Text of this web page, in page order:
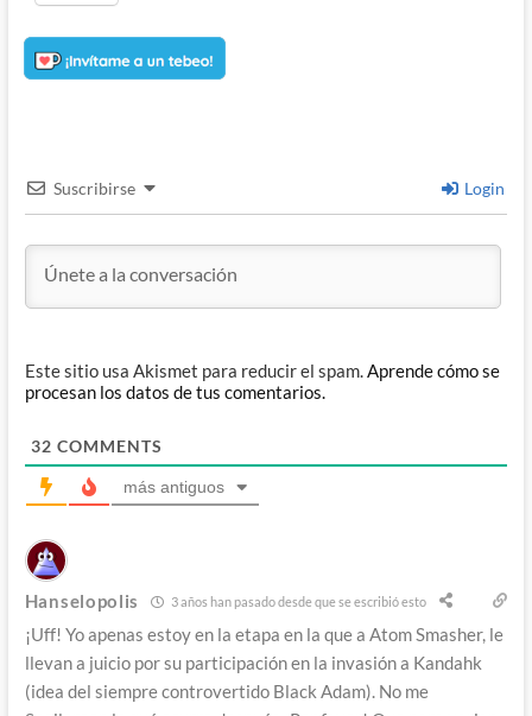
Suscribirse Login
Este sitio usa Akismet para reducir el spam.Aprende cómo se
procesan los datos de tus comentarios.
32 COMMENTS
más antiguos
Hanselopolis 3 años han pasado desde que se escribió esto
¡Uff! Yo apenas estoy en la etapa en la que a Atom Smasher, le
llevan a juicio por su participación en la invasión a Kandahk
(idea del siempre controvertido Black Adam). No me